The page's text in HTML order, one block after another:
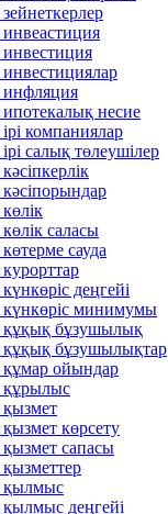
инвестиция
инфляция
несие
компаниялар
салық төлеушілер
саласы
сауда
деңгейі
күнкөріс минимумы
құқық бұзушылық
құқық бұзушылықтар
құмар ойындар
құрылыс
қызмет
көрсету
сапасы
қылмыс
деңгейі